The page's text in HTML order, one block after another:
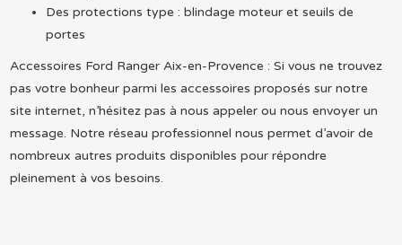
Des protections type : blindage moteur et seuils de
portes
Accessoires Ford Ranger Aix-en-Provence : Si vous ne trouvez
pas votre bonheur parmi les accessoires proposés sur notre
site internet, n’hésitez pas à nous appeler ou nous envoyer un
message. Notre réseau professionnel nous permet d’avoir de
nombreux autres produits disponibles pour répondre
pleinement à vos besoins.